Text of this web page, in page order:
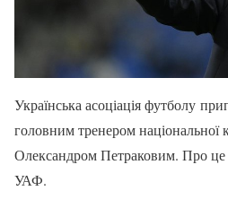
Українська асоціація футболу
головним тренером національної
Олександром Петраковим. Про це
УАФ.